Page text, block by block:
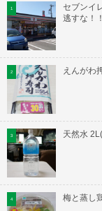
セブンイ
逃すな！！
えんがわ
天然水
梅と蒸し